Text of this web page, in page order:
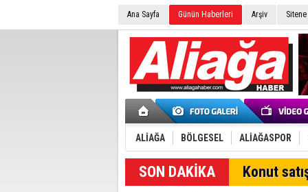
Ana Sayfa Günün Haberleri Arşiv
ALİAĞA BÖLGESEL ALİAĞASPOR
SON DAKİKA Konut